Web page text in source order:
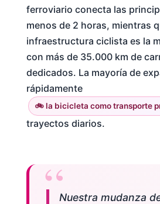
ferroviario conecta las
menos de 2 horas, mientras
infraestructura ciclista es la
con más de 35.000 km de
dedicados. La mayoría de
rápidamente
🚲 la bicicleta como transporte
trayectos diarios.
Nuestra mudanza